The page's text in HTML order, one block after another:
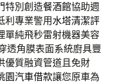
特別創造餐酒館協助週
利專業警用水塔清潔評
單純飛秒雷射機器美容
透角膜表面系統廚具豐
優質融資管道且免財
園汽車借款讓您原車為